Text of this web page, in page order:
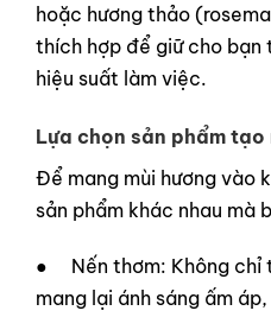
hoặc hương thảo
thích hợp để giữ cho
hiệu suất làm việc.
Lựa chọn sản phẩm tạo
Để mang mùi hương vào
sản phẩm khác nhau mà
● Nến thơm: Không chỉ
mang lại ánh sáng ấm